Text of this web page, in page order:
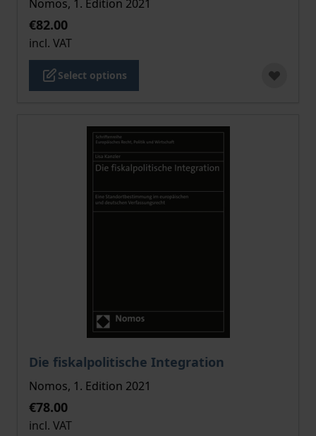
Nomos, 1. Edition 2021
€82.00
incl. VAT
Select options
Die fiskalpolitische Integration
The price depends on the options chosen on the
Nomos, 1. Edition 2021
€78.00
incl. VAT